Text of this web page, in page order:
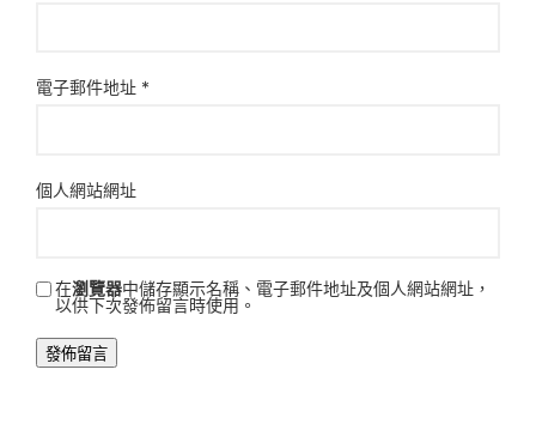
電子郵件地址 *
個人網站網址
在瀏覽器中儲存顯示名稱、電子郵件地址及個人網站網址，
以供下次發佈留言時使用。